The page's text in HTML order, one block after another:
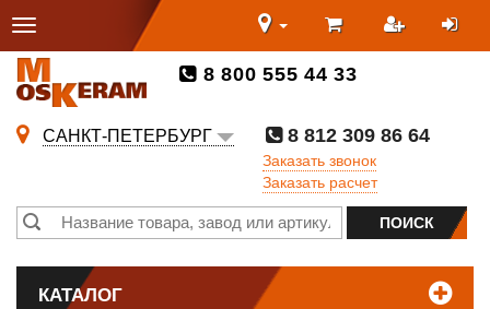
8 800 555 44 33
САНКТ-ПЕТЕРБУРГ
8 812 309 86 64
Заказать звонок
Заказать расчет
КАТАЛОГ